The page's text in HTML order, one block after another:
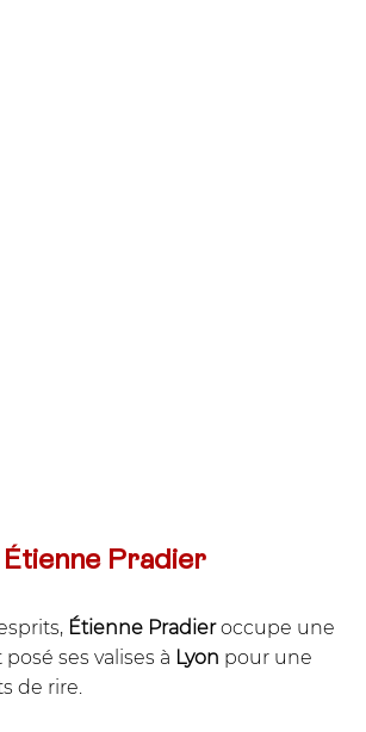
Pradier
Étienne Pradier occupe une
ses valises à Lyon pour une
de rire.